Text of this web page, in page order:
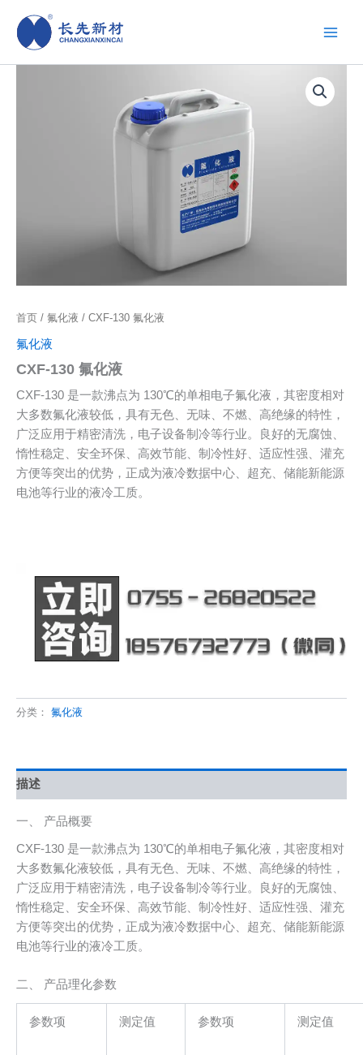
容
首页 / 氟化液 / CXF-130 氟化液
氟化液
CXF-130 氟化液
CXF-130 是一款沸点为 130℃的单相电子氟化液，其密度相对
大多数氟化液较低，具有无色、无味、不燃、高绝缘的特性，
广泛应用于精密清洗，电子设备制冷等行业。良好的无腐蚀、
惰性稳定、安全环保、高效节能、制冷性好、适应性强、灌充
方便等突出的优势，正成为液冷数据中心、超充、储能新能源
电池等行业的液冷工质。
分类： 氟化液
描述
一、 产品概要
CXF-130 是一款沸点为 130℃的单相电子氟化液，其密度相对
大多数氟化液较低，具有无色、无味、不燃、高绝缘的特性，
广泛应用于精密清洗，电子设备制冷等行业。良好的无腐蚀、
惰性稳定、安全环保、高效节能、制冷性好、适应性强、灌充
方便等突出的优势，正成为液冷数据中心、超充、储能新能源
电池等行业的液冷工质。
二、 产品理化参数
参数项 测定值 参数项 测定值